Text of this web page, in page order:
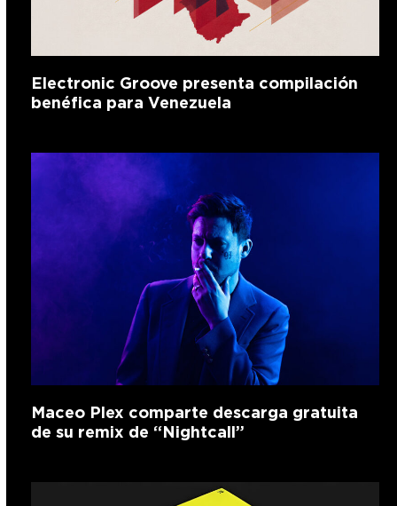
Electronic Groove presenta compilación
benéfica para Venezuela
Maceo Plex comparte descarga gratuita
de su remix de “Nightcall”